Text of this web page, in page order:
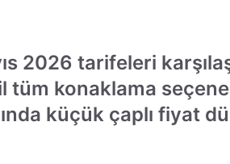
2026 tarifeleri
tüm konaklama
küçük çaplı fiyat